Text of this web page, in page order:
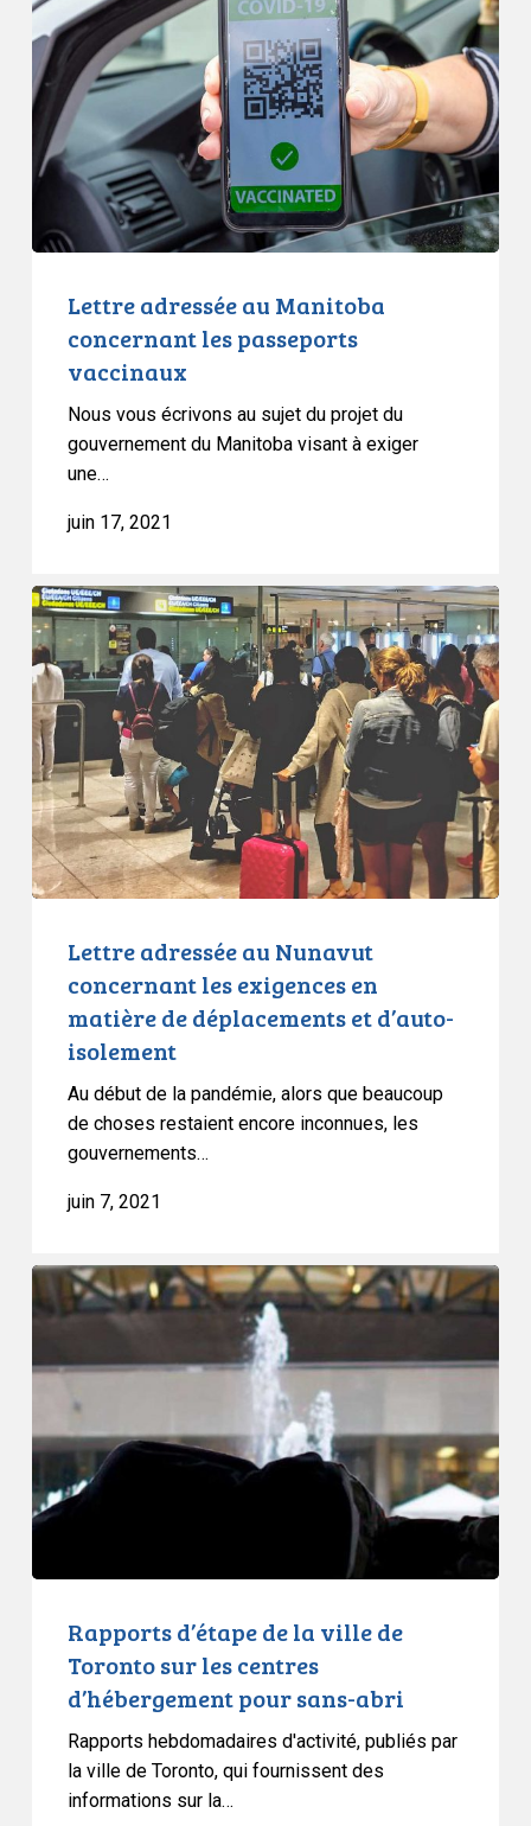
au
Manitoba
concernant
les
passeports
vaccinaux
Lettre adressée au Manitoba
concernant les passeports
vaccinaux
Nous vous écrivons au sujet du projet du
gouvernement du Manitoba visant à exiger
une…
juin 17, 2021
Lettre
adressée
au
Nunavut
concernant
les
exigences
en
matière
de
isolement
Lettre adressée au Nunavut
concernant les exigences en
matière de déplacements et d’auto-
isolement
Au début de la pandémie, alors que beaucoup
de choses restaient encore inconnues, les
gouvernements…
juin 7, 2021
Rapports
d’étape
la
de
Toronto
sur
les
Rapports d’étape de la ville de
Toronto sur les centres
d’hébergement pour sans-abri
Rapports hebdomadaires d'activité, publiés par
la ville de Toronto, qui fournissent des
informations sur la…